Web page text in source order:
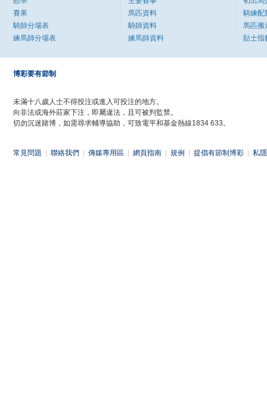
賽果
騎師分場表
練馬師分場表
馬匹資料
騎師資料
練馬師資料
騎練配
馬匹搬
貼士指
博彩要有節制
未滿十八歲人士不得投注或進入可投注的地方。
向非法或海外莊家下注，即屬違法，且可被判監禁。
切勿沉迷賭博，如需尋求輔導協助，可致電平和基金熱線1834 633。
常見問題 聯絡我們 傳媒專用區 網頁指南 規例 提倡有節制博彩 私